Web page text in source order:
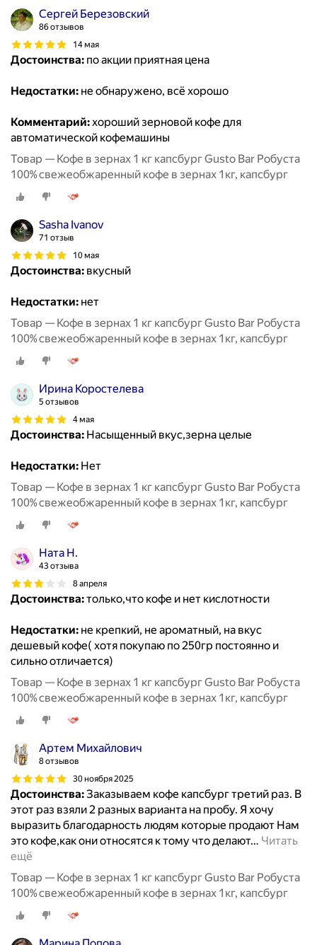
Сергей Березовский
86 отзывов
14 мая
Достоинства: по акции приятная цена
Недостатки: не обнаружено, всё хорошо
Комментарий:хороший зерновой кофе для
автоматической кофемашины
Товар — Кофе в зернах 1 кг капсбург Gusto Bar Робуста
100% свежеобжаренный кофе в зернах 1кг, капсбург
Sasha Ivanov
71 отзыв
10 мая
Достоинства: вкусный
Недостатки: нет
Товар — Кофе в зернах 1 кг капсбург Gusto Bar Робуста
100% свежеобжаренный кофе в зернах 1кг, капсбург
Ирина Коростелева
5 отзывов
4 мая
Достоинства: Насыщенный вкус,зерна целые
Недостатки: Нет
Товар — Кофе в зернах 1 кг капсбург Gusto Bar Робуста
100% свежеобжаренный кофе в зернах 1кг, капсбург
Ната Н.
43 отзыва
8 апреля
Достоинства:только,что кофе и нет кислотности
Недостатки: не крепкий, не ароматный, на вкус
дешевый кофе( хотя покупаю по 250гр постоянно и
сильно отличается)
Товар — Кофе в зернах 1 кг капсбург Gusto Bar Робуста
100% свежеобжаренный кофе в зернах 1кг, капсбург
Артем Михайлович
8 отзывов
30 ноября 2025
Достоинства:Заказываем кофе капсбург третий раз. В
этот раз взяли 2 разных варианта на пробу. Я хочу
выразить благодарность людям которые продают Нам
это кофе,как они относятся к тому что делают… Читать
ещё
Товар — Кофе в зернах 1 кг капсбург Gusto Bar Робуста
100% свежеобжаренный кофе в зернах 1кг, капсбург